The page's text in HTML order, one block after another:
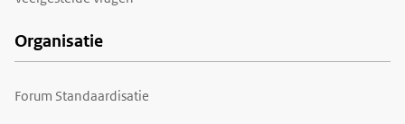
Organisatie
Forum Standaardisatie